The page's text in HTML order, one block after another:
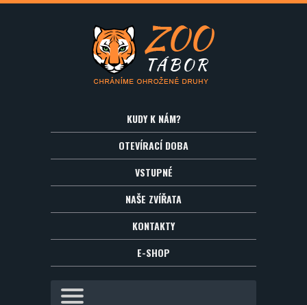
KUDY K NÁM?
OTEVÍRACÍ DOBA
VSTUPNÉ
NAŠE ZVÍŘATA
KONTAKTY
E-SHOP